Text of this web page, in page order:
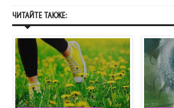
ЧИТАЙТЕ ТАКЖЕ: